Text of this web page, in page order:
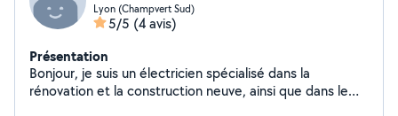
Lyon (Champvert Sud)
5/5 (4 avis)
Présentation
Bonjour, je suis un électricien spécialisé dans la
rénovation et la construction neuve, ainsi que dans le